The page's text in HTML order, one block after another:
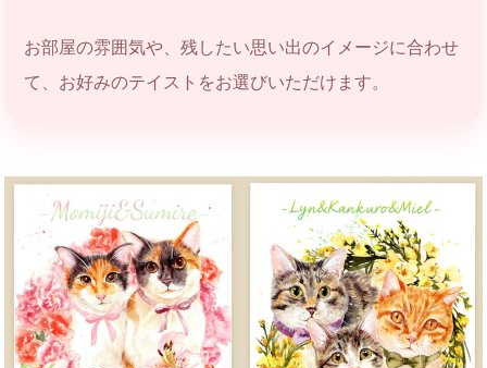
お部屋の雰囲気や、残したい思い出のイメージに合わせ
て、お好みのテイストをお選びいただけます。